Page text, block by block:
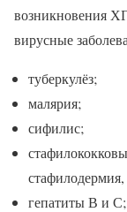
возникновения
вирусные
туберкулёз;
малярия;
сифилис;
гепатиты В и С;